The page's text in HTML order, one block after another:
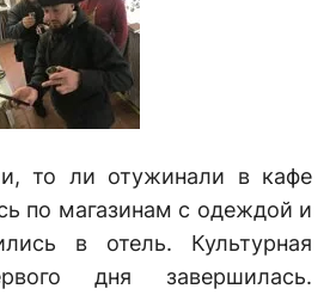
то ли отужинали в кафе
по магазинам с одеждой и
в отель. Культурная
дня завершилась.